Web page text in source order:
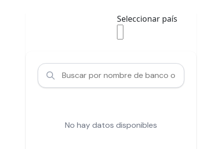
Seleccionar país
No hay datos disponibles